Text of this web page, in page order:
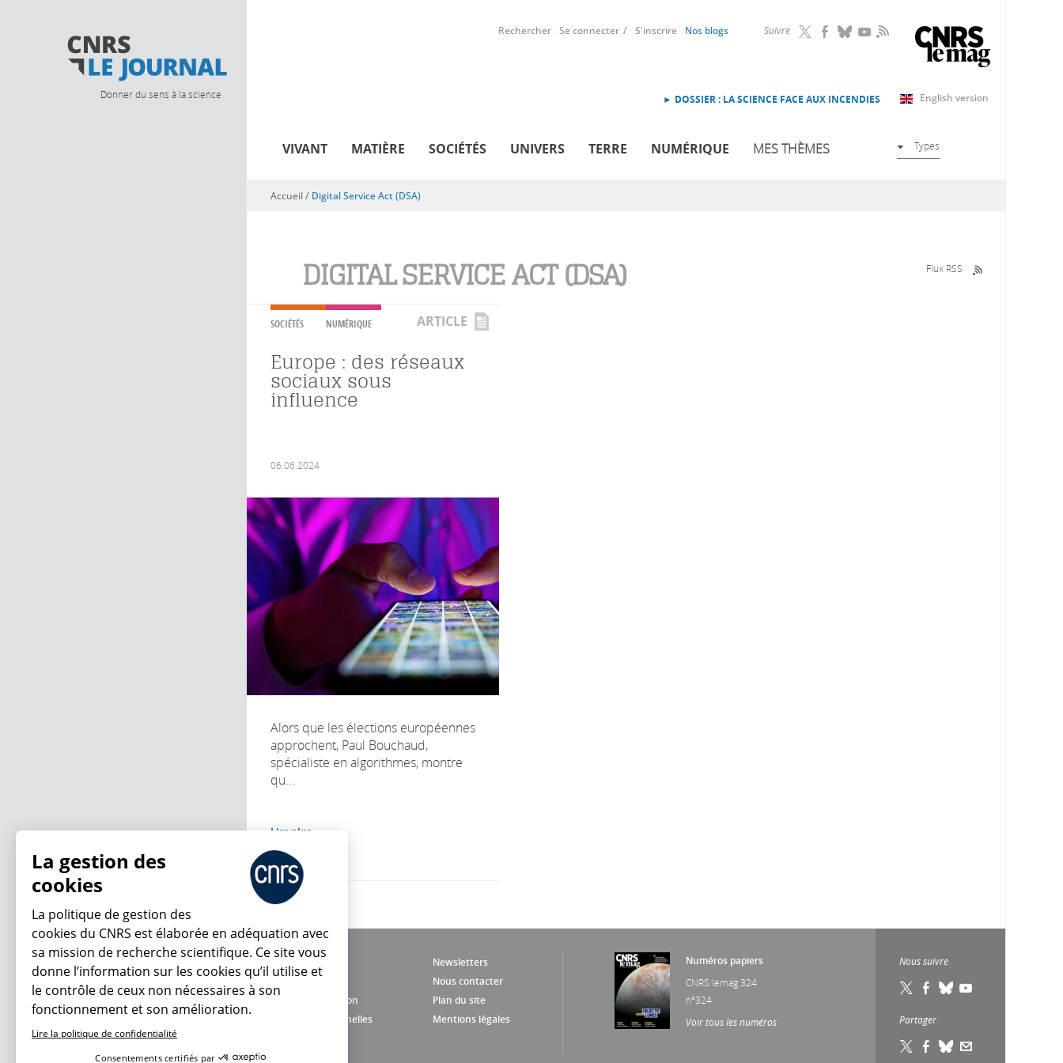
Donner du sens à la science
Suivre RSS
Rechercher Se connecter S'inscrire Nos blogs
English version
► DOSSIER : LA SCIENCE FACE AUX INCENDIES
VIVANT MATIÈRE SOCIÉTÉS UNIVERS TERRE NUMÉRIQUE MES THÈMES Types
Vous êtes ici
Accueil/ Digital Service Act (DSA)
DIGITAL SERVICE ACT (DSA) Flux RSS
SOCIÉTÉS NUMÉRIQUE ARTICLE
Europe : des réseaux
sociaux sous
influence
06.06.2024
Alors que les élections européennes
approchent, Paul Bouchaud,
spécialiste en algorithmes, montre
qu...
Lire plus
Newsletters
Nous contacter
Charte d'utilisation
Plan du site
Données personnelles
Mentions légales
Numéros papiers
CNRS lemag 324
n°324
Voir tous les numéros
Nous suivre
Partager
En ce moment
La gestion des
cookies
La politique de gestion des
cookies du CNRS est élaborée en adéquation avec
sa mission de recherche scientifique. Ce site vous
donne l’information sur les cookies qu’il utilise et
le contrôle de ceux non nécessaires à son
fonctionnement et son amélioration.
Lire la politique de confidentialité
Consentements certifiés par